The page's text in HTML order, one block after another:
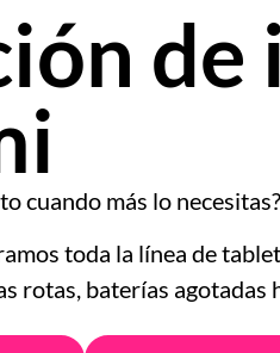
de
cuando más lo necesitas?
toda la línea de
rotas, baterías agotadas